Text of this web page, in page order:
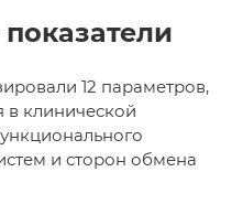
12 параметров,
клинической
и сторон обмена